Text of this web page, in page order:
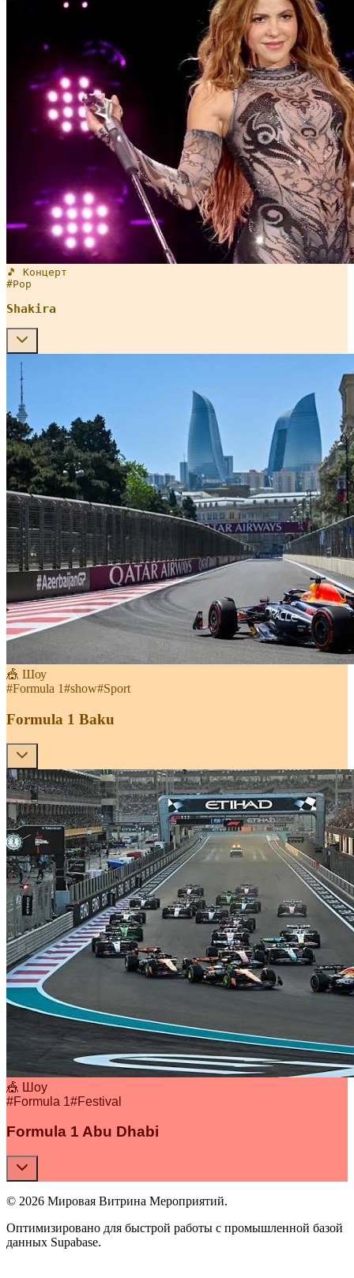
🎵 Концерт
#Pop
Shakira
🎪 Шоу
#Formula 1#show#Sport
Formula 1 Baku
🎪 Шоу
#Formula 1#Festival
Formula 1 Abu Dhabi
© 2026 Мировая Витрина Мероприятий.
Оптимизировано для быстрой работы с промышленной базой
данных Supabase.